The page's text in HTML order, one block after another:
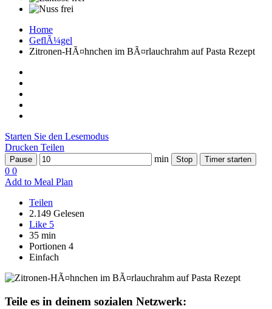
Home
GeflÃ¼gel
Zitronen-HÃ¤hnchen im BÃ¤rlauchrahm auf Pasta Rezept
Starten Sie den Lesemodus
Drucken Teilen
Pause min Stop Timer starten
0 0
Add to Meal Plan
Teilen
2.149 Gelesen
Like 5
35 min
Portionen 4
Einfach
Teile es in deinem sozialen Netzwerk: